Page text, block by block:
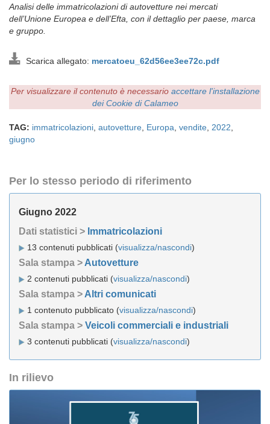
Analisi delle immatricolazioni di autovetture nei mercati
dell’Unione Europea e dell’Efta, con il dettaglio per paese, marca
e gruppo.
Scarica allegato: mercatoeu_62d56ee3ee72c.pdf
Per visualizzare il contenuto è necessario accettare l'installazione
dei Cookie di Calameo
TAG: immatricolazioni autovetture Europa vendite 2022
giugno
Per lo stesso periodo di riferimento
Giugno 2022
Dati statistici > Immatricolazioni
13 contenuti pubblicati (visualizza/nascondi)
Sala stampa > Autovetture
2 contenuti pubblicati (visualizza/nascondi)
Sala stampa > Altri comunicati
1 contenuto pubblicato (visualizza/nascondi)
Sala stampa > Veicoli commerciali e industriali
3 contenuti pubblicati (visualizza/nascondi)
In rilievo